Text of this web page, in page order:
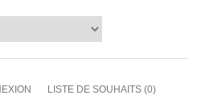
LISTE DE SOUHAITS (0)